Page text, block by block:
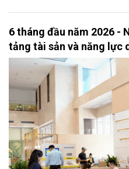
6 tháng đầu năm 2026 -
tảng tài sản và năng lực